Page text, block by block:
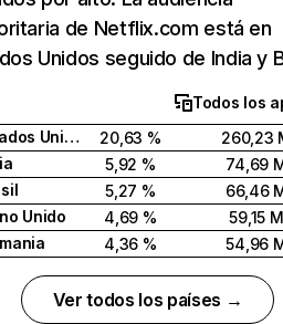
de Netflix.com está en
Unidos seguido de India y
Todos los
Estados Unidos
20,63 %
260,23
5,92 %
74,69
5,27 %
66,46
Unido
4,69 %
59,15 M
4,36 % 54,96
Ver todos los países →